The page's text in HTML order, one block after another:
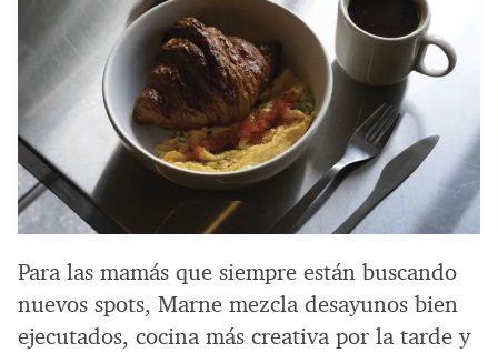
Para las mamás que siempre están buscando
nuevos spots, Marne mezcla desayunos bien
ejecutados, cocina más creativa por la tarde y